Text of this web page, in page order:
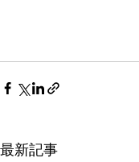
最新記事